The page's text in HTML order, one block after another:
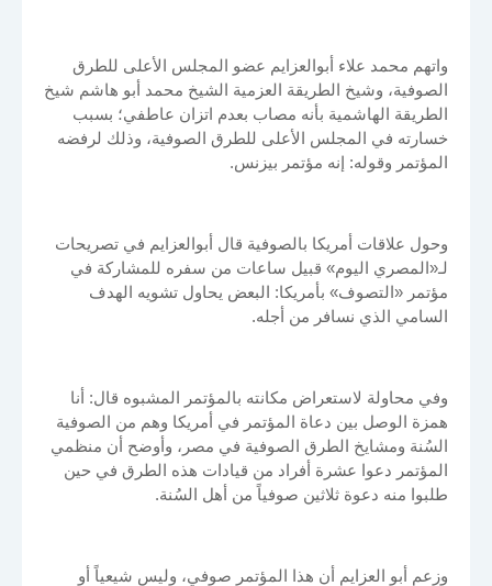
واتهم محمد علاء أبوالعزايم عضو المجلس الأعلى للطرق
الصوفية، وشيخ الطريقة العزمية الشيخ محمد أبو هاشم شيخ
الطريقة الهاشمية بأنه مصاب بعدم اتزان عاطفي؛ بسبب
خسارته في المجلس الأعلى للطرق الصوفية، وذلك لرفضه
المؤتمر وقوله: إنه مؤتمر بيزنس.
وحول علاقات أمريكا بالصوفية قال أبوالعزايم في تصريحات
لـ«المصري اليوم» قبيل ساعات من سفره للمشاركة في
مؤتمر «التصوف» بأمريكا: البعض يحاول تشويه الهدف
السامي الذي نسافر من أجله.
وفي محاولة لاستعراض مكانته بالمؤتمر المشبوه قال: أنا
همزة الوصل بين دعاة المؤتمر في أمريكا وهم من الصوفية
السُنة ومشايخ الطرق الصوفية في مصر، وأوضح أن منظمي
المؤتمر دعوا عشرة أفراد من قيادات هذه الطرق في حين
طلبوا منه دعوة ثلاثين صوفياً من أهل السُنة.
وزعم أبو العزايم أن هذا المؤتمر صوفي، وليس شيعياً أو